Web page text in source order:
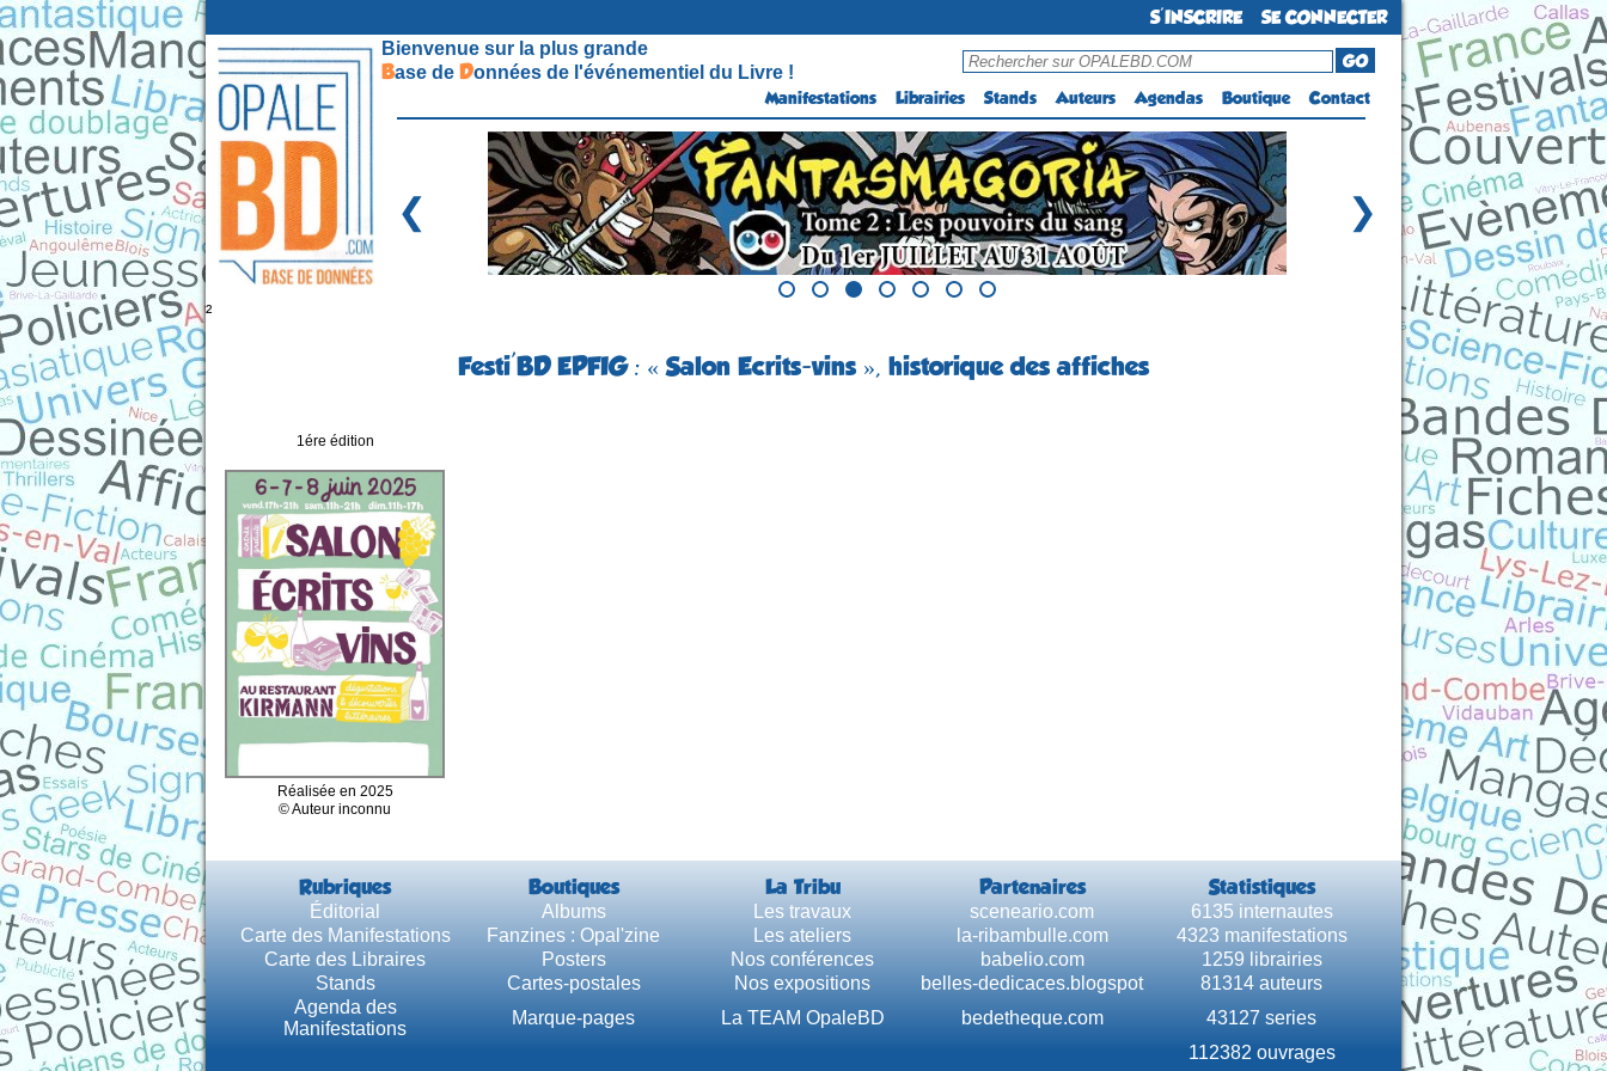
S'INSCRIRE
SE CONNECTER
Bienvenue sur la plus grande
Base de Données de l'événementiel du Livre !
GO
Manifestations
Librairies Stands Auteurs Agendas Boutique Contact
❮ ❯
²
Festi'BD EPFIG : « Salon Ecrits-vins », historique des affiches
1ére édition
Réalisée en 2025
© Auteur inconnu
Rubriques Boutiques La Tribu Partenaires Statistiques
Éditorial Albums Les travaux sceneario.com
6135 internautes
Carte des Manifestations
Fanzines : Opal'zine Les ateliers la-ribambulle.com
4323 manifestations
Carte des Libraires
Posters Nos conférences babelio.com
1259 librairies
Stands
Cartes-postales Nos expositions belles-dedicaces.blogspot
81314 auteurs
Agenda des
Manifestations
Marque-pages La TEAM OpaleBD bedetheque.com
43127 series
112382 ouvrages